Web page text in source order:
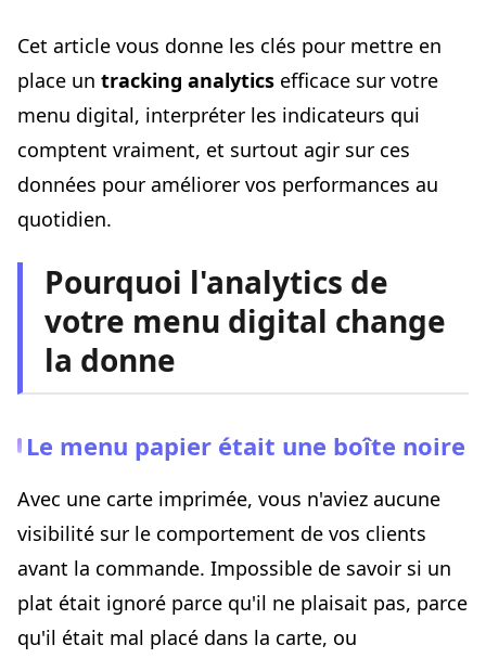
Tirer des conclusions hâtives
Ignorer le contexte
Négliger la communication avec l'équipe
Construire une routine d'analyse pérenne
Le rituel hebdomadaire : 15 minutes qui changent tout
Le bilan mensuel : prendre du recul
Le bilan trimestriel : la vue stratégique
Aller plus loin : croiser les données du menu avec vos
autres indicateurs
Menu analytics + données de caisse
Menu analytics + avis clients
Conclusion : passez à l'action dès cette semaine
Cet article vous donne les clés pour mettre en
place un tracking analytics efficace sur votre
menu digital, interpréter les indicateurs qui
comptent vraiment, et surtout agir sur ces
données pour améliorer vos performances au
quotidien.
Pourquoi l'analytics de
votre menu digital change
la donne
Le menu papier était une boîte noire
Avec une carte imprimée, vous n'aviez aucune
visibilité sur le comportement de vos clients
avant la commande. Impossible de savoir si un
plat était ignoré parce qu'il ne plaisait pas, parce
qu'il était mal placé dans la carte, ou